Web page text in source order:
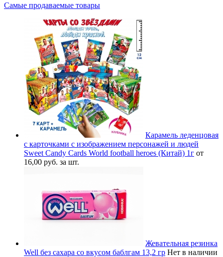
Самые продаваемые товары
Карамель леденцовая
с карточками с изображением персонажей и людей
Sweet Candy Cards World football heroes (Китай) 1г от
16,00 руб. за шт.
Жевательная резинка
Well без сахара со вкусом баблгам 13,2 гр Нет в наличии